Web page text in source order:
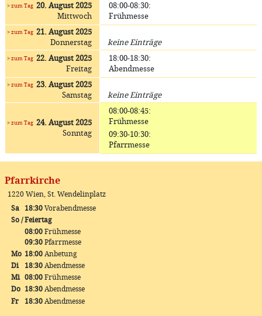
>zum Tag 20. August 2025
Mittwoch
08:00-08:30:
Frühmesse
>zum Tag 21. August 2025
Donnerstag
keine Einträge
>zum Tag 22. August 2025
Freitag
18:00-18:30:
Abendmesse
>zum Tag 23. August 2025
Samstag
keine Einträge
>zum Tag 24. August 2025
Sonntag
08:00-08:45:
Frühmesse
09:30-10:30:
Pfarrmesse
Pfarrkirche
1220 Wien, St. Wendelinplatz
Sa
18:30 Vorabendmesse
So / Feiertag
08:00 Frühmesse
09:30 Pfarrmesse
Mo 18:00 Anbetung
Di
18:30 Abendmesse
Mi 08:00 Frühmesse
Do 18:30 Abendmesse
Fr
18:30 Abendmesse